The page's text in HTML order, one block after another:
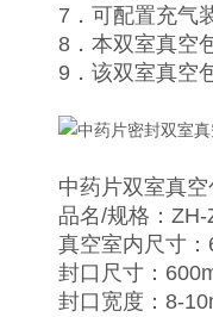
7．可配置充气
8．本双室真空
9．该双室真空
中药片双室真
品名/规格：
真空室内尺寸
封口尺寸：
封口宽度：8-